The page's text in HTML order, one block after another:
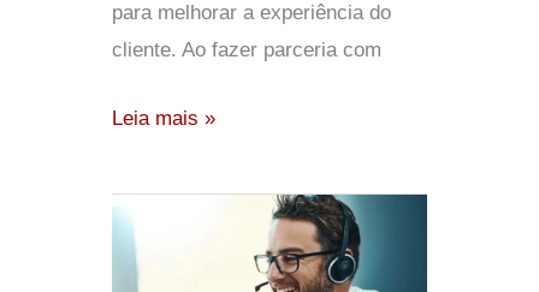
para melhorar a experiência do
cliente. Ao fazer parceria com
Leia mais »
Riscos
da